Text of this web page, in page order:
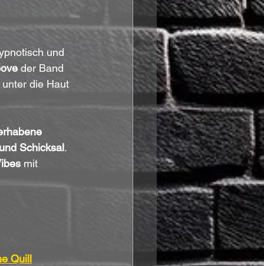
und
der Band
die Haut
Schicksal.
mit
Quill